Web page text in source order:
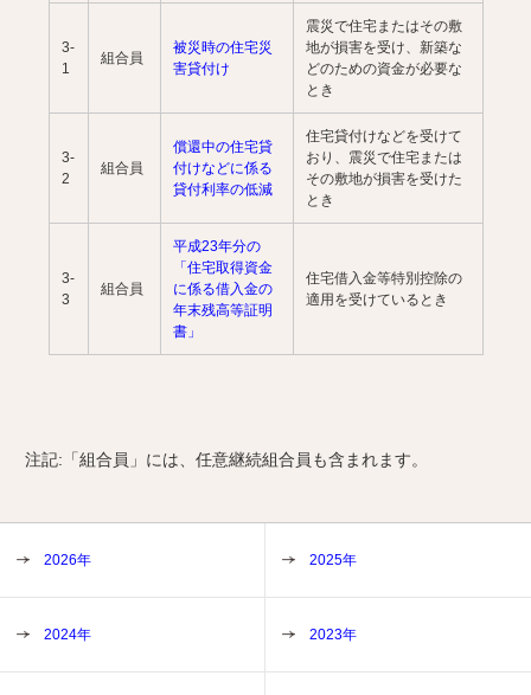
3-
1
組合員
被災時の住宅災
害貸付け
震災で住宅またはその敷
地が損害を受け、新築な
どのための資金が必要な
とき
3-
2
組合員
償還中の住宅貸
付けなどに係る
貸付利率の低減
住宅貸付けなどを受けて
おり、震災で住宅または
その敷地が損害を受けた
とき
3-
3
組合員
平成23年分の
「住宅取得資金
に係る借入金の
年末残高等証明
書」
住宅借入金等特別控除の
適用を受けているとき
注記:「組合員」には、任意継続組合員も含まれます。
2026年 2025年
2024年 2023年